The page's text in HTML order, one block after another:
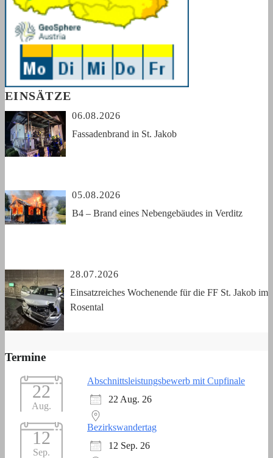
EINSÄTZE
06.08.2026
Fassadenbrand in St. Jakob
05.08.2026
B4 – Brand eines Nebengebäudes in Verditz
28.07.2026
Einsatzreiches Wochenende für die FF St. Jakob im
Rosental
Termine
22
Aug.
Abschnittsleistungsbewerb mit Cupfinale
22 Aug. 26
12
Sep.
Bezirkswandertag
12 Sep. 26